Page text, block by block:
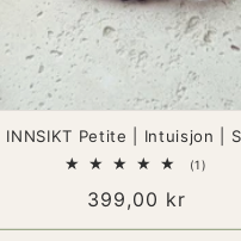
INNSIKT Petite | Intuisjon |
(1)
Vanlig
pris
399,00 kr